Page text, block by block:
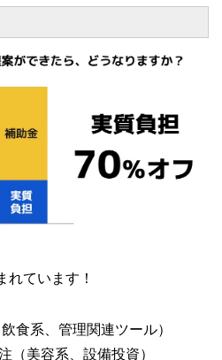
れています！
食系、管理関連ツール）
（美容系、設備投資）